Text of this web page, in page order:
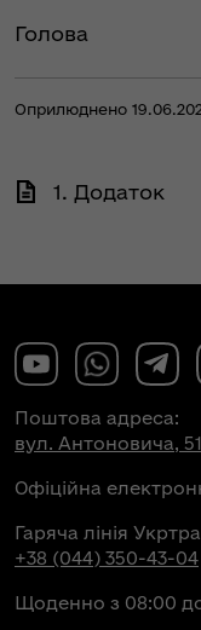
Голова
Оприлюднено
1. Додаток
Поштова адреса:
вул. Антоновича,
Офіційна
Гаряча лінія
+38 (044) 350-43-04
Щоденно з 08:00